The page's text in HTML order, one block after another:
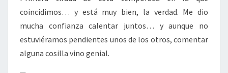
coincidimos… y está muy bien, la verdad. Me dio
mucha confianza calentar juntos… y aunque no
estuviéramos pendientes unos de los otros, comentar
alguna cosilla vino genial.